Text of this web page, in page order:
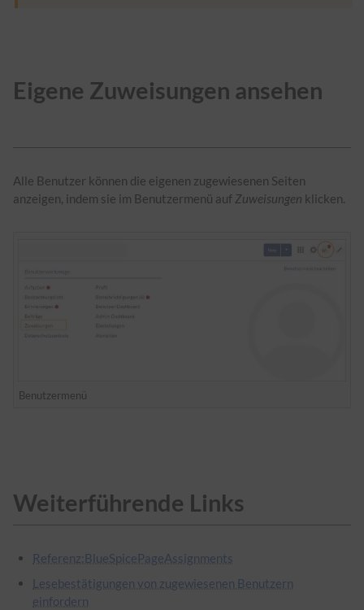
Eigene Zuweisungen ansehen
Alle Benutzer können die eigenen zugewiesenen Seiten
anzeigen, indem sie im Benutzermenü auf Zuweisungen klicken.
Benutzermenü
Weiterführende Links
Referenz:BlueSpicePageAssignments
Lesebestätigungen von zugewiesenen Benutzern
einfordern